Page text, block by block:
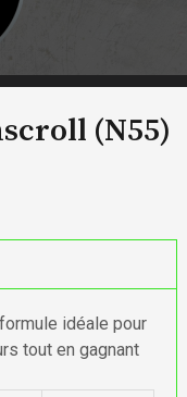
(N55)
idéale pour
tout en gagnant